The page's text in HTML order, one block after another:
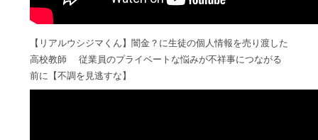
【リアルウシジマくん】闇金？に生徒の個人情報を売り渡した
高校教師 従業員のプライベートな悩みが不祥事につながる
前に【不調を見逃すな】